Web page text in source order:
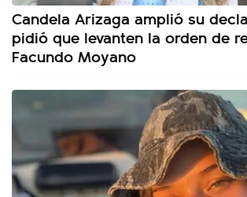
Candela Arizaga amplió su
pidió que levanten la orden de
Facundo Moyano